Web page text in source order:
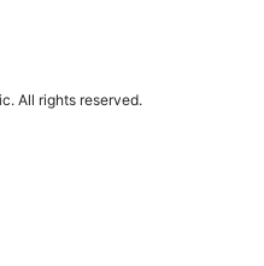
All rights reserved.